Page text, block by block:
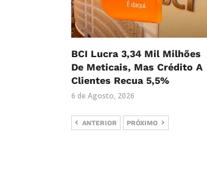
BCI Lucra 3,34 Mil Milhões
De Meticais, Mas Crédito A
Clientes Recua 5,5%
6 de Agosto, 2026
ANTERIOR PRÓXIMO